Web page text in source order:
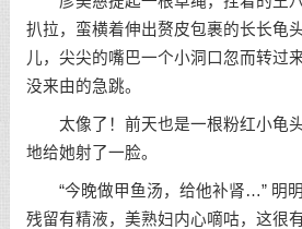
扒拉，蛮横着伸出赘皮包裹的长长龟
儿，尖尖的嘴巴一个小洞口忽而转过
没来由的急跳。
太像了！前天也是一根粉红小龟头
地给她射了一脸。
“今晚做甲鱼汤，给他补肾…” 明明
残留有精液，美熟妇内心嘀咕，这很有